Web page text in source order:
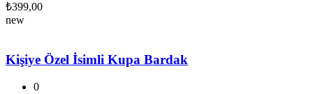
₺399,00
new
Kişiye Özel İsimli Kupa Bardak
0